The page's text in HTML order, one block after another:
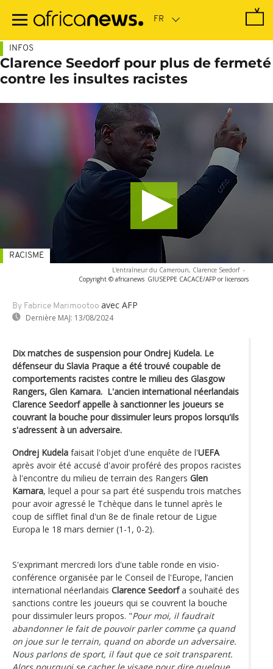
contenu
INFOS
Clarence Seedorf pour plus de fermeté
contre les insultes racistes
L'entraîneur du Cameroun, Clarence Seedorf-
Copyright © africanews GIUSEPPE CACACE/AFP or licensors
By Fabrice Marimootoo avec AFP
Dernière MAJ: 13/08/2024
RACISME
Dix matches de suspension pour Ondrej Kudela. Le
défenseur du Slavia Praque a été trouvé coupable de
comportements racistes contre le milieu des Glasgow
Rangers, Glen Kamara. L'ancien international néerlandais
Clarence Seedorf appelle à sanctionner les joueurs se
couvrant la bouche pour dissimuler leurs propos lorsqu'ils
s'adressent à un adversaire.
Ondrej Kudela faisait l'objet d'une enquête de l'UEFA
après avoir été accusé d'avoir proféré des propos racistes
à l'encontre du milieu de terrain des Rangers Glen
Kamara, lequel a pour sa part été suspendu trois matches
pour avoir agressé le Tchèque dans le tunnel après le
coup de sifflet final d'un 8e de finale retour de Ligue
Europa le 18 mars dernier (1-1, 0-2).
S'exprimant mercredi lors d'une table ronde en visio-
conférence organisée par le Conseil de l'Europe, l’ancien
international néerlandais Clarence Seedorfa souhaité des
sanctions contre les joueurs qui se couvrent la bouche
pour dissimuler leurs propos. "Pour moi, il faudrait
abandonner le fait de pouvoir parler comme ça quand
on joue sur le terrain, quand on aborde un adversaire.
Nous parlons de sport, il faut que ce soit transparent.